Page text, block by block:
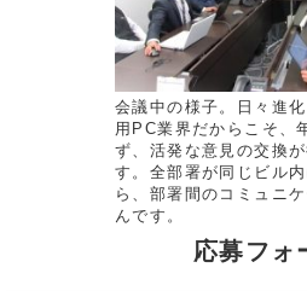
会議中の様子。日々進
用PC業界だからこそ、
ず、活発な意見の交換
す。全部署が同じビル
ら、部署間のコミュニ
んです。
応募フォ